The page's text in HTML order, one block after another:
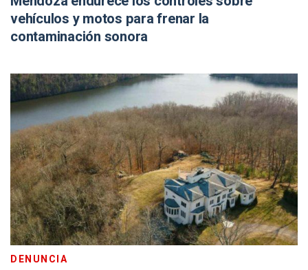
vehículos y motos para frenar la
contaminación sonora
DENUNCIA